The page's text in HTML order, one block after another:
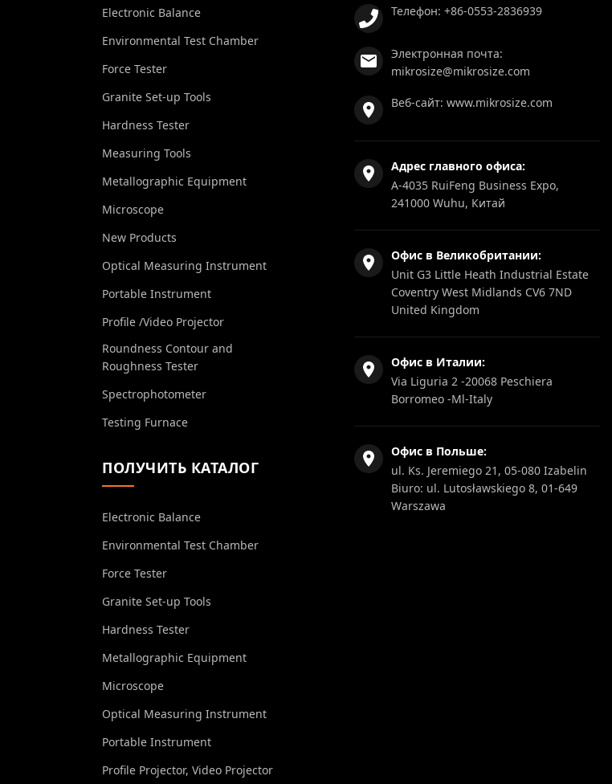
Electronic Balance
Environmental Test Chamber
Force Tester
Granite Set-up Tools
Hardness Tester
Measuring Tools
Metallographic Equipment
Microscope
New Products
Optical Measuring Instrument
Portable Instrument
Profile /Video Projector
Roundness Contour and
Roughness Tester
Spectrophotometer
Testing Furnace
ПОЛУЧИТЬ КАТАЛОГ
Electronic Balance
Environmental Test Chamber
Force Tester
Granite Set-up Tools
Hardness Tester
Metallographic Equipment
Microscope
Optical Measuring Instrument
Portable Instrument
Profile Projector, Video Projector
Телефон: +86-0553-2836939
Электронная почта:
mikrosize@mikrosize.com
Веб-сайт: www.mikrosize.com
Адрес главного офиса:
A-4035 RuiFeng Business Expo,
241000 Wuhu, Китай
Офис в Великобритании:
Unit G3 Little Heath Industrial Estate
Coventry West Midlands CV6 7ND
United Kingdom
Офис в Италии:
Via Liguria 2 -20068 Peschiera
Borromeo -Ml-Italy
Офис в Польше:
ul. Ks. Jeremiego 21, 05-080 Izabelin
Biuro: ul. Lutosławskiego 8, 01-649
Warszawa